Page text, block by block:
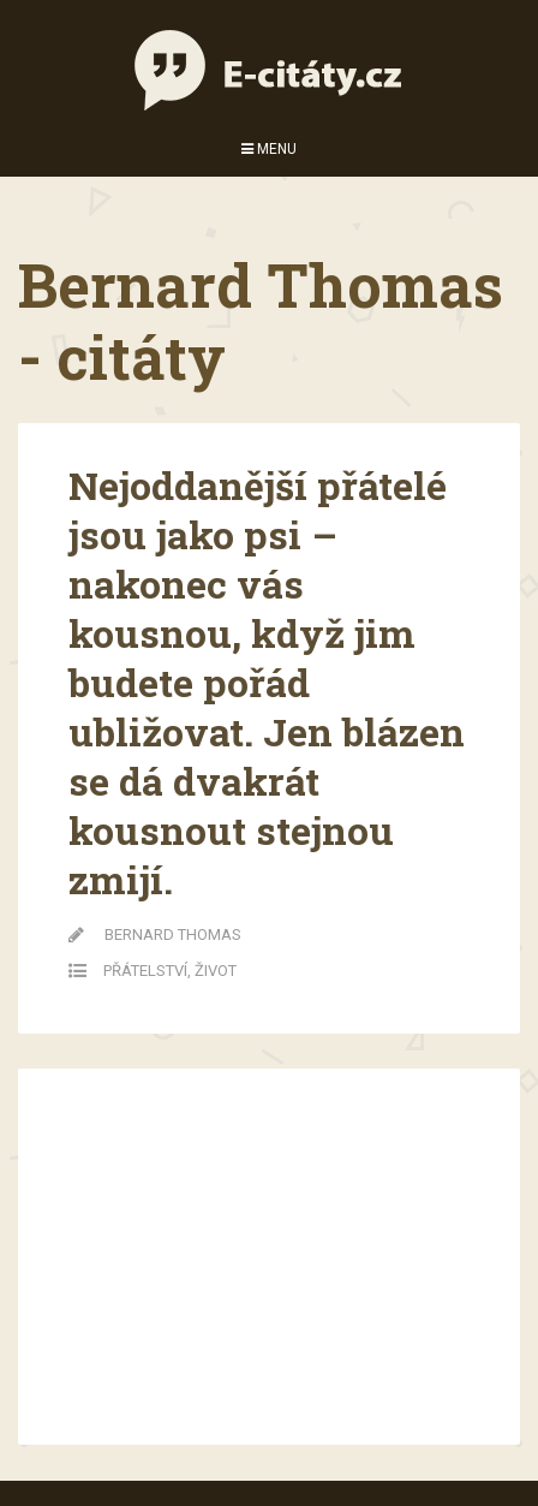
MENU
Bernard Thomas
- citáty
Nejoddanější přátelé
jsou jako psi –
nakonec vás
kousnou, když jim
budete pořád
ubližovat. Jen blázen
se dá dvakrát
kousnout stejnou
zmijí.
BERNARD THOMAS
PŘÁTELSTVÍ, ŽIVOT